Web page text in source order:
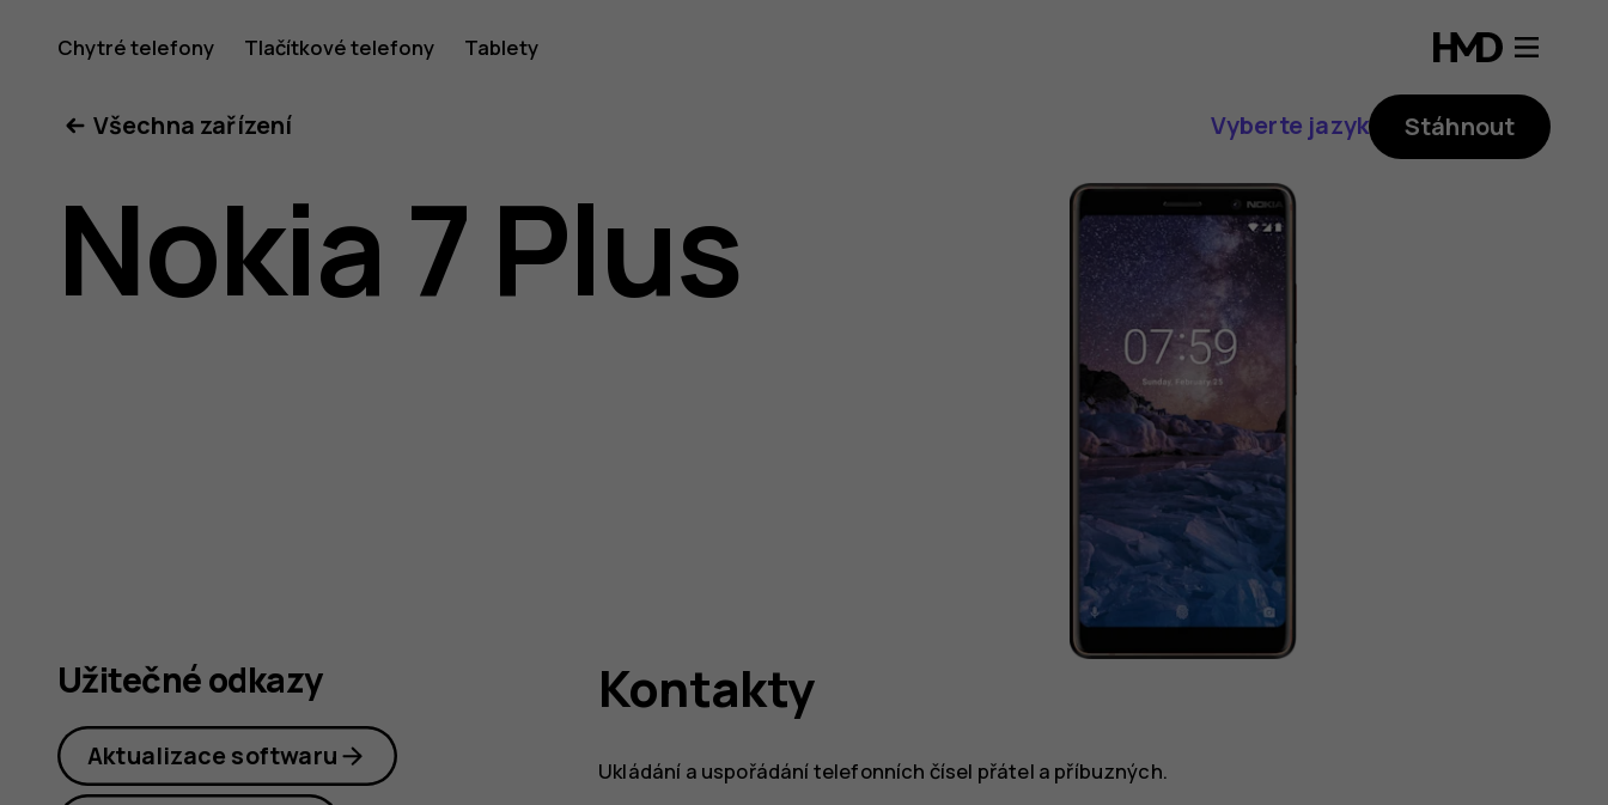
Uživatelská
příručka
k telefonu
Chytré telefony Tlačítkové telefony Tablety
Všechna zařízení Vyberte jazyk Stáhnout
Nokia 7 Plus
Kontakty
Ukládání a uspořádání telefonních čísel přátel a příbuzných.
Užitečné odkazy
Aktualizace softwaru